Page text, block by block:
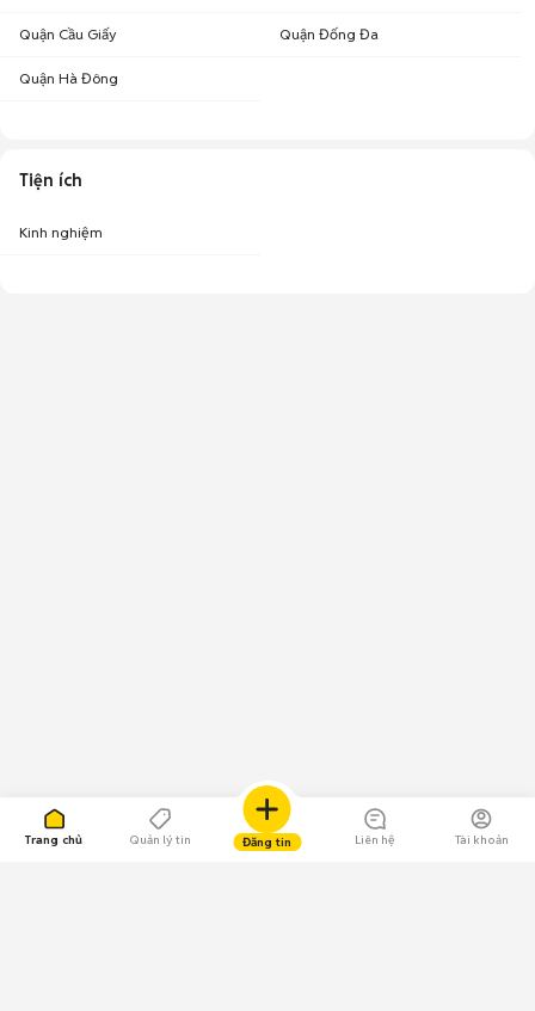
Trang chủ Quản lý tin Đăng tin Liên hệ Tài khoản
Quận Cầu Giấy Quận Đống Đa
Quận Hà Đông
Tiện ích
Kinh nghiệm